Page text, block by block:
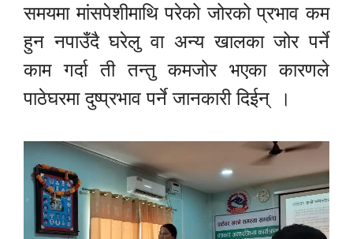
समयमा मांसपेशीमाथि परेको जोरको प्रभाव कम
हुन नपाउँदै घरेलु वा अन्य खालका जोर पर्ने
काम गर्दा ती तन्तु कमजोर भएका कारणले
पाठेघरमा दुष्प्रभाव पर्ने जानकारी दिईन् ।